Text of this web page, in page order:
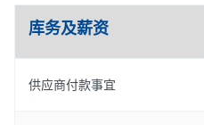
库务及薪资
供应商付款事宜